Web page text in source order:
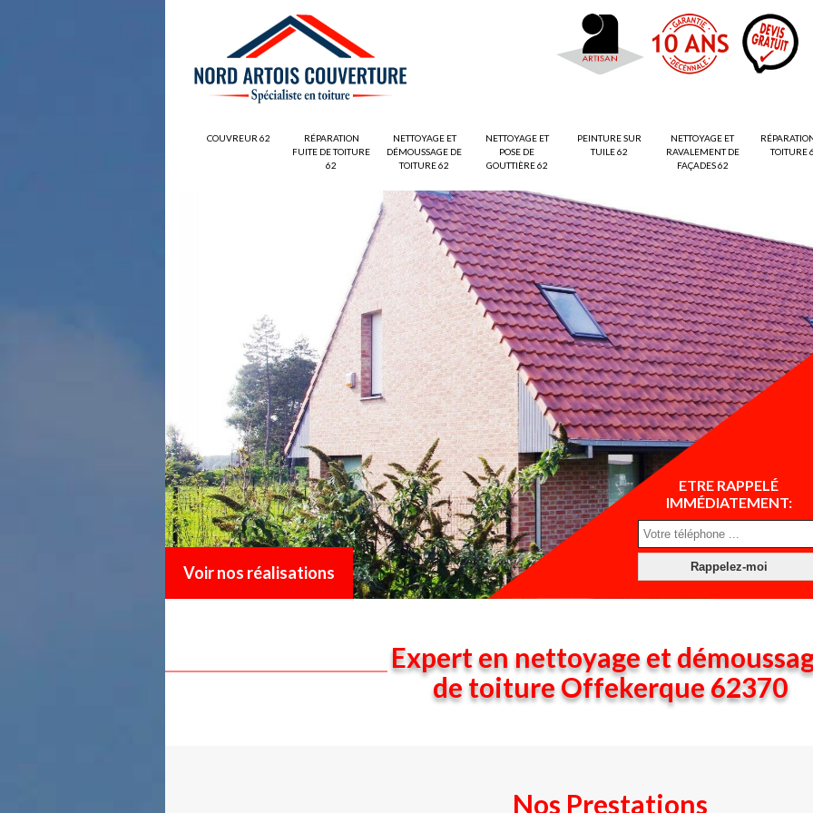
COUVREUR 62
RÉPARATION
FUITE DE TOITURE
62
NETTOYAGE ET
DÉMOUSSAGE DE
TOITURE 62
NETTOYAGE ET
POSE DE
GOUTTIÈRE 62
PEINTURE SUR
TUILE 62
NETTOYAGE ET
RAVALEMENT DE
FAÇADES 62
TOITURE
Voir nos réalisations
ETRE RAPPELÉ
IMMÉDIATEMENT:
Expert en nettoyage et
de toiture Offekerque 62370
Nos Prestations